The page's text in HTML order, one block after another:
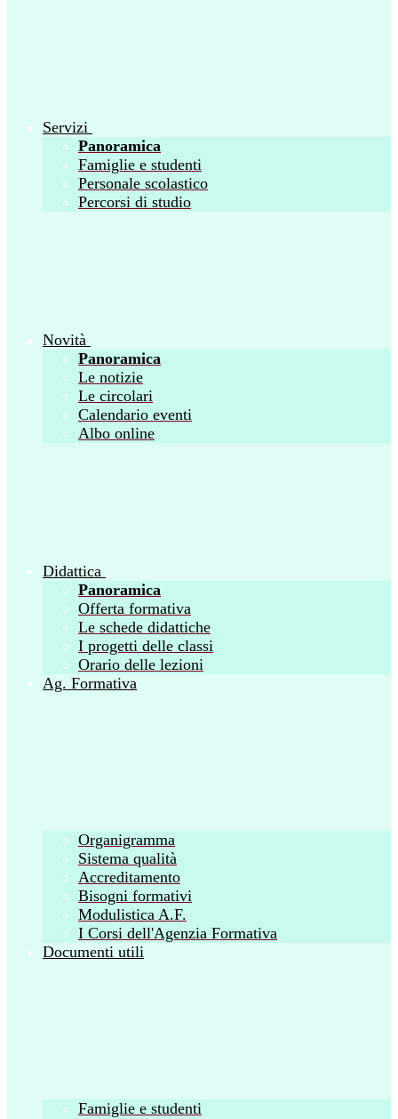
Servizi
Panoramica
Famiglie e studenti
Personale scolastico
Percorsi di studio
Novità
Panoramica
Le notizie
Le circolari
Calendario eventi
Albo online
Didattica
Panoramica
Offerta formativa
Le schede didattiche
I progetti delle classi
Orario delle lezioni
Ag. Formativa
Organigramma
Sistema qualità
Accreditamento
Bisogni formativi
Modulistica A.F.
I Corsi dell'Agenzia Formativa
Documenti utili
Famiglie e studenti